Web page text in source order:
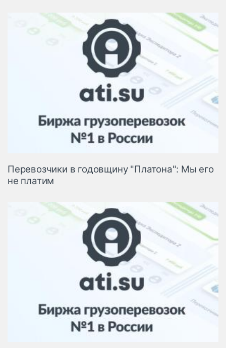
Перевозчики в годовщину "Платона": Мы его
не платим